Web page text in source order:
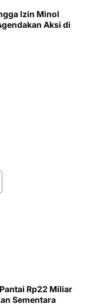
Izin Minol
Aksi di
Rp22 Miliar
Sementara